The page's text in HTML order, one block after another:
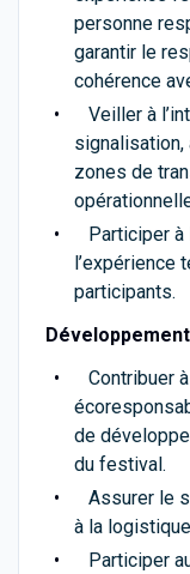
personne
garantir le
cohérence
Veiller à
signalisation,
zones de
Participer à
l’expérience
participants.
Contribuer
de
du festival.
Assurer le
à la
Participer